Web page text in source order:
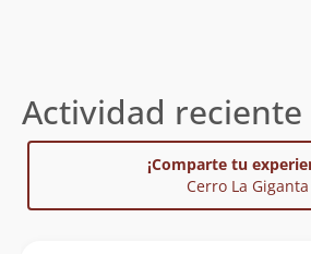
Actividad reciente
¡Comparte tu
Cerro La Giganta